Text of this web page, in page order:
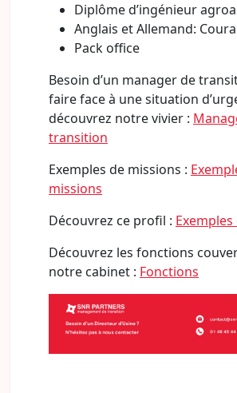
Diplôme d’ingénieur
Anglais et Allemand:
Pack office
Besoin d’un manager de
faire face à une situation
découvrez notre vivier :
transition
Exemples de missions :
missions
Découvrez ce profil :
Découvrez les fonctions
notre cabinet : Fonctions